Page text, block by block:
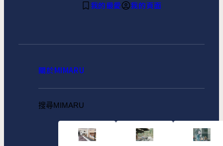
我的最愛 我的頁面
關於MIMARU
搜尋MIMARU